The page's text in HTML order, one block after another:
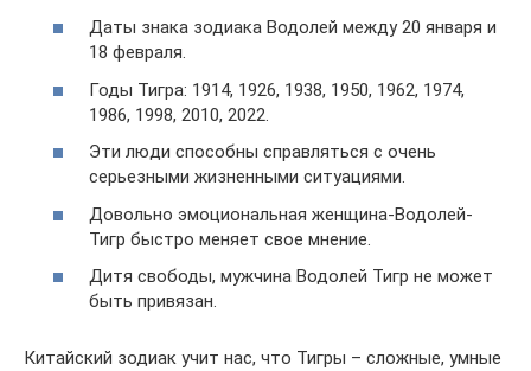
Даты знака зодиака Водолей между 20 января и
18 февраля.
Годы Тигра: 1914, 1926, 1938, 1950, 1962, 1974,
1986, 1998, 2010, 2022.
Эти люди способны справляться с очень
серьезными жизненными ситуациями.
Довольно эмоциональная женщина-Водолей-
Тигр быстро меняет свое мнение.
Дитя свободы, мужчина Водолей Тигр не может
быть привязан.
Китайский зодиак учит нас, что Тигры – сложные, умные